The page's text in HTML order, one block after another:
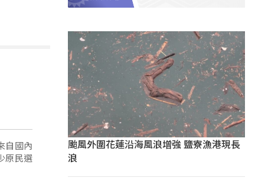
自國內
原民選
颱風外圍花蓮沿海風浪增強 鹽寮漁港現長
浪